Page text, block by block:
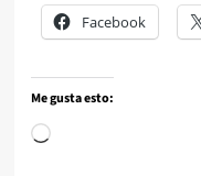
Facebook
Me gusta esto: